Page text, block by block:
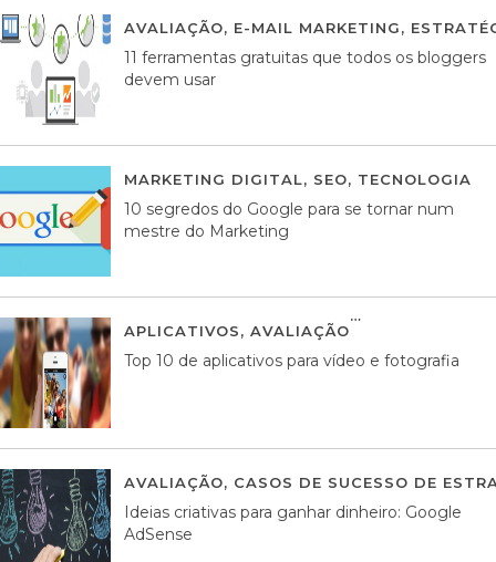
AVALIAÇÃO, E-MAIL MARKETING,
11 ferramentas gratuitas que todos os bloggers
devem usar
MARKETING DIGITAL, SEO, TECNOLOGIA
10 segredos do Google para se tornar num
mestre do Marketing
APLICATIVOS, AVALIAÇÃO
Top 10 de aplicativos para vídeo e fotografia
AVALIAÇÃO, CASOS DE SUCESSO DE
Ideias criativas para ganhar dinheiro: Google
AdSense